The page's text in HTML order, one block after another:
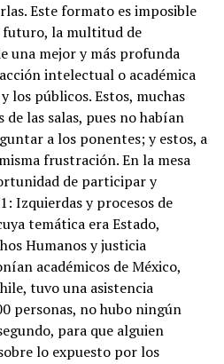
Este formato es imposible
futuro, la multitud de
una mejor y más profunda
intelectual o académica
los públicos. Estos, muchas
las salas, pues no habían
a los ponentes; y estos, a
frustración. En la mesa
de participar y
Izquierdas y procesos de
temática era Estado,
Humanos y justicia
académicos de México,
tuvo una asistencia
personas, no hubo ningún
para que alguien
lo expuesto por los